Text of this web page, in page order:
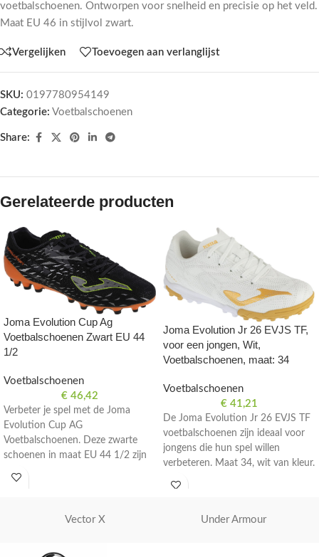
voetbalschoenen. Ontworpen voor snelheid en precisie op het veld.
Maat EU 46 in stijlvol zwart.
Vergelijken Toevoegen aan verlanglijst
SKU: 0197780954149
Categorie: Voetbalschoenen
Share:
Gerelateerde producten
Joma Evolution Cup Ag
Voetbalschoenen Zwart EU 44
1/2
Voetbalschoenen
€ 46,42
Verbeter je spel met de Joma
Evolution Cup AG
Voetbalschoenen. Deze zwarte
schoenen in maat EU 44 1/2 zijn
Joma Evolution Jr 26 EVJS TF,
voor een jongen, Wit,
Voetbalschoenen, maat: 34
Voetbalschoenen
€ 41,21
De Joma Evolution Jr 26 EVJS TF
voetbalschoenen zijn ideaal voor
jongens die hun spel willen
verbeteren. Maat 34, wit van kleur.
Vector X Under Armour